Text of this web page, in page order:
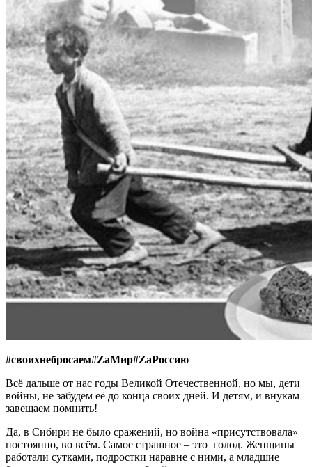
#своихнебросаем#ZаМир#ZаРоссию
Всё дальше от нас годы Великой Отечественной, но мы, дети
войны, не забудем её до конца своих дней. И детям, и внукам
завещаем помнить!
Да, в Сибири не было сражений, но война «присутствовала»
постоянно, во всём. Самое страшное – это голод. Женщины
работали сутками, подростки наравне с ними, а младшие